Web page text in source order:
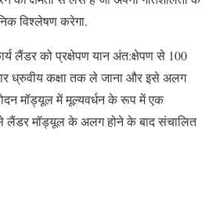
विश्लेषण करेगा.
लैंडर को प्रक्षेपण यान अंत:क्षेपण से 100
ध्रुवीय कक्षा तक ले जाना और इसे अलग
मॉड्यूल में मूल्यवर्धन के रूप में एक
लैंडर मॉड्यूल के अलग होने के बाद संचालित